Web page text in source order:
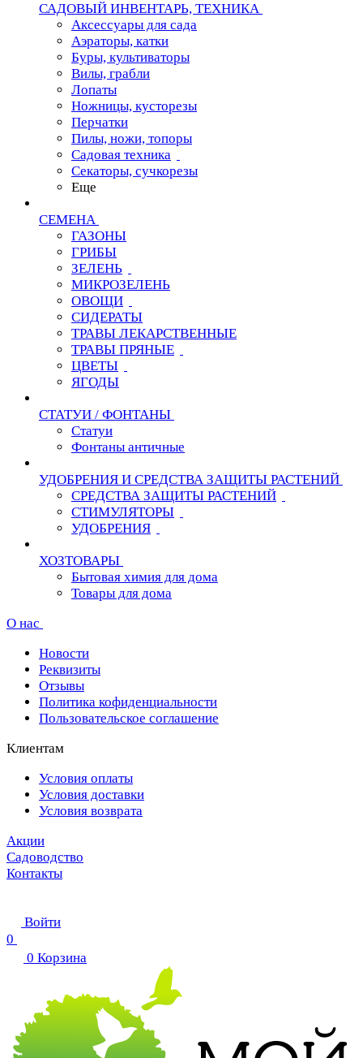
САДОВЫЙ ИНВЕНТАРЬ, ТЕХНИКА
Аксессуары для сада
Аэраторы, катки
Буры, культиваторы
Вилы, грабли
Лопаты
Ножницы, кусторезы
Перчатки
Пилы, ножи, топоры
Садовая техника
Секаторы, сучкорезы
Еще
СЕМЕНА
ГАЗОНЫ
ГРИБЫ
ЗЕЛЕНЬ
МИКРОЗЕЛЕНЬ
ОВОЩИ
СИДЕРАТЫ
ТРАВЫ ЛЕКАРСТВЕННЫЕ
ТРАВЫ ПРЯНЫЕ
ЦВЕТЫ
ЯГОДЫ
СТАТУИ / ФОНТАНЫ
Статуи
Фонтаны античные
УДОБРЕНИЯ И СРЕДСТВА ЗАЩИТЫ РАСТЕНИЙ
СРЕДСТВА ЗАЩИТЫ РАСТЕНИЙ
СТИМУЛЯТОРЫ
УДОБРЕНИЯ
ХОЗТОВАРЫ
Бытовая химия для дома
Товары для дома
О нас
Новости
Реквизиты
Отзывы
Политика кофиденциальности
Пользовательское соглашение
Клиентам
Условия оплаты
Условия доставки
Условия возврата
Акции
Садоводство
Контакты
Войти
0
0 Корзина